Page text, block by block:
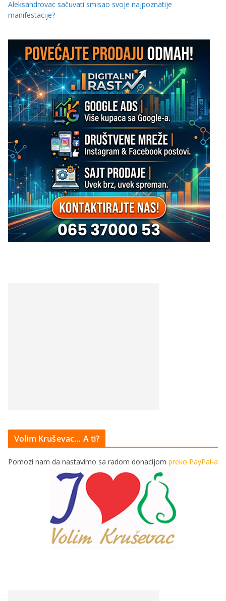
Aleksandrovac sačuvati smisao svoje najpoznatije
manifestacije?
Volim Kruševac… A ti?
Pomozi nam da nastavimo sa radom donacijom preko PayPal-a